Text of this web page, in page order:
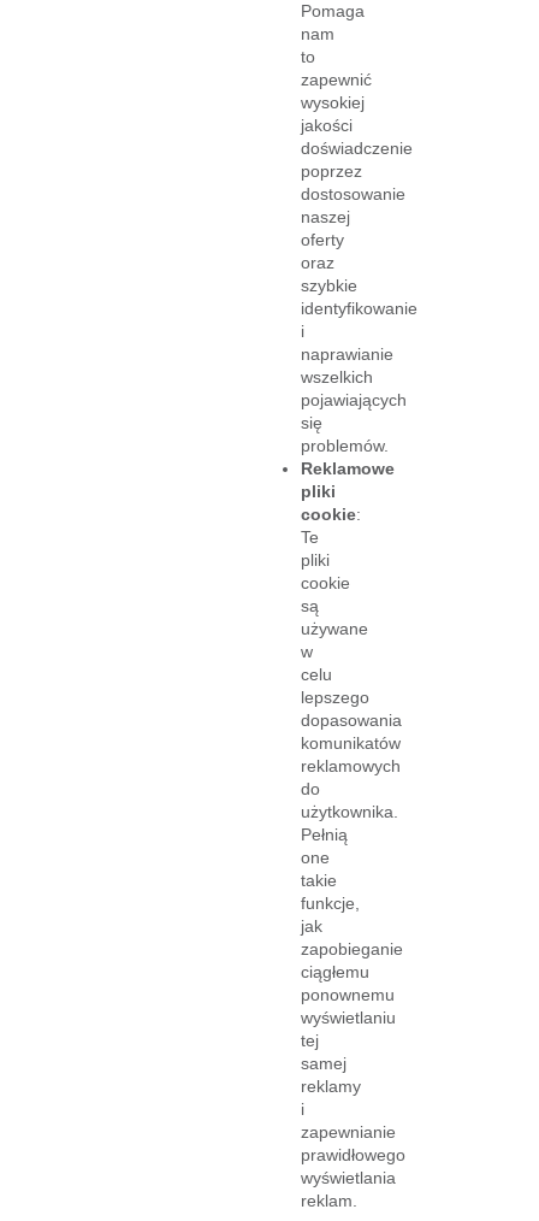
Pomaga
nam
to
zapewnić
wysokiej
jakości
doświadczenie
poprzez
dostosowanie
naszej
oferty
oraz
szybkie
identyfikowanie
i
naprawianie
wszelkich
pojawiających
się
problemów.
Reklamowe
pliki
cookie:
Te
pliki
cookie
są
używane
w
celu
lepszego
dopasowania
komunikatów
reklamowych
do
użytkownika.
Pełnią
one
takie
funkcje,
jak
zapobieganie
ciągłemu
ponownemu
wyświetlaniu
tej
samej
reklamy
i
zapewnianie
prawidłowego
wyświetlania
reklam.